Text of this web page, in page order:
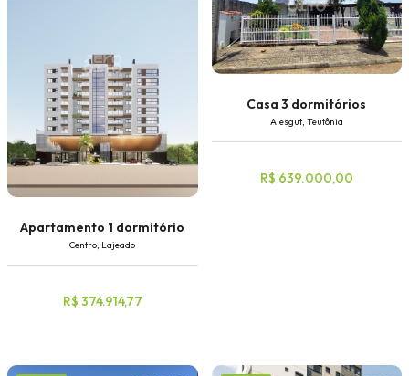
Apartamento 1 dormitório
Centro, Lajeado
R$ 374.914,77
Casa 3 dormitórios
Alesgut, Teutônia
R$ 639.000,00